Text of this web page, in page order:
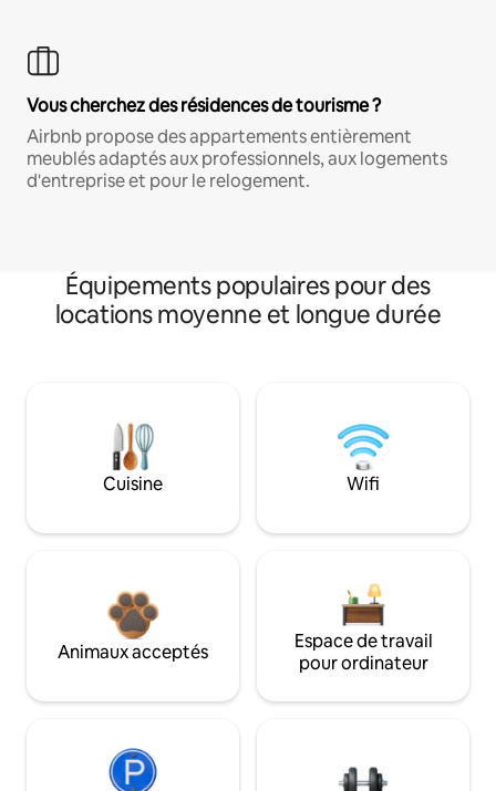
Vous cherchez des résidences de tourisme ?
Airbnb propose des appartements entièrement
meublés adaptés aux professionnels, aux logements
d'entreprise et pour le relogement.
Équipements populaires pour des
locations moyenne et longue durée
Cuisine Wifi
Animaux acceptés
Espace de travail
pour ordinateur